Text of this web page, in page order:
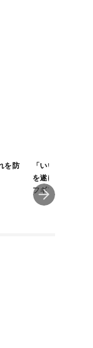
を防
「いいところ」
を遂げたプロモ
フギアVol.208
FORGED」アイ